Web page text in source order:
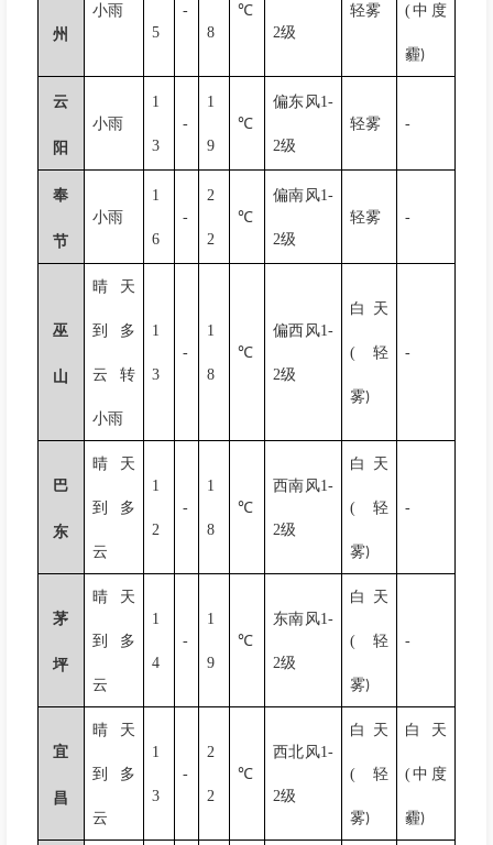
州
小雨
5
-
8
℃
2级
轻雾 (中度
霾)
云
阳
小雨
1
3
-
1
9
℃
偏东风1-
2级
轻雾 -
奉
节
小雨
1
6
-
2
2
℃
偏南风1-
2级
轻雾 -
巫
山
晴天
到多
云转
小雨
1
3
-
1
8
℃
偏西风1-
2级
白天
(轻
雾)
-
巴
东
晴天
到多
云
1
2
-
1
8
℃
西南风1-
2级
白天
(轻
雾)
-
茅
坪
晴天
到多
云
1
4
-
1
9
℃
东南风1-
2级
白天
(轻
雾)
-
宜
昌
晴天
到多
云
1
3
-
2
2
℃
西北风1-
2级
白天
(轻
雾)
白天
(中度
霾)